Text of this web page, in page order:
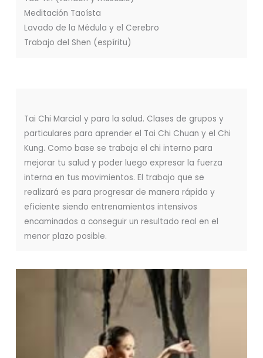
Meditación Taoísta
Lavado de la Médula y el Cerebro
Trabajo del Shen (espíritu)
Tai Chi Marcial y para la salud. Clases de grupos y
particulares para aprender el Tai Chi Chuan y el Chi
Kung. Como base se trabaja el chi interno para
mejorar tu salud y poder luego expresar la fuerza
interna en tus movimientos. El trabajo que se
realizará es para progresar de manera rápida y
eficiente siendo entrenamientos intensivos
encaminados a conseguir un resultado real en el
menor plazo posible.